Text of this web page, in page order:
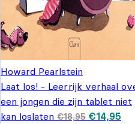
Howard Pearlstein
Laat los! - Leerrijk verhaal
een jongen die zijn tablet niet
kan loslaten €18,95 €14,95